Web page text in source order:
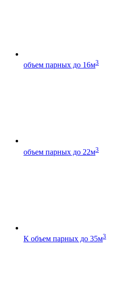
объем парных до 16м3
объем парных до 22м3
К объем парных до 35м3